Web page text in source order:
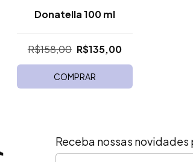
Donatella 100 ml
R$158,00 R$135,00
COMPRAR
Receba nossas novidades